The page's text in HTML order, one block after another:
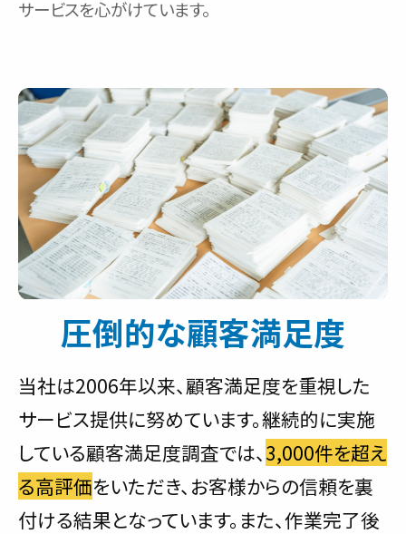
サービスを心がけています。
圧倒的な顧客満足度
当社は2006年以来、顧客満足度を重視した
サービス提供に努めています。継続的に実施
している顧客満足度調査では、 3,000件を超え
る高評価をいただき、お客様からの信頼を裏
付ける結果となっています。また、作業完了後